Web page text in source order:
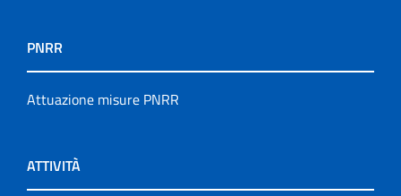
PNRR
Attuazione misure PNRR
ATTIVITÀ